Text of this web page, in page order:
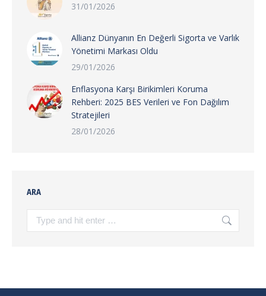
31/01/2026
Allianz Dünyanın En Değerli Sigorta ve Varlık
Yönetimi Markası Oldu
29/01/2026
Enflasyona Karşı Birikimleri Koruma
Rehberi: 2025 BES Verileri ve Fon Dağılım
Stratejileri
28/01/2026
ARA
Search: